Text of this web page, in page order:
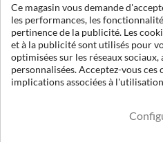
Ce magasin vous demande
les performances, les
pertinence de la publicité. Les
et à la publicité sont utilisés pour
optimisées sur les réseaux
personnalisées. Acceptez-vous ces
implications associées à